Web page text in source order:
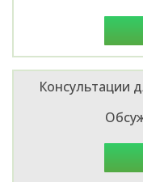
Консультации